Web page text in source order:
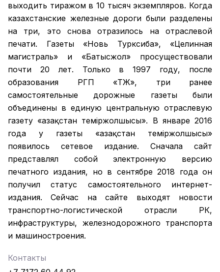
выходить тиражом в 10 тысяч экземпляров. Когда
казахстанские железные дороги были разделены
на три, это снова отразилось на отраслевой
печати. Газеты «Новь Турксиба», «Целинная
магистраль» и «Батысжол» просуществовали
почти 20 лет. Только в 1997 году, после
образования РГП «ҚТЖ», три ранее
самостоятельные дорожные газеты были
объединены в единую центральную отраслевую
газету «Қазақстан темiржолшысы». В январе 2016
года у газеты «Қазақстан теміржолшысы»
появилось сетевое издание. Сначала сайт
представлял собой электронную версию
печатного издания, но в сентябре 2018 года он
получил статус самостоятельного интернет-
издания. Сейчас на сайте выходят новости
транспортно-логистической отрасли РК,
инфраструктуры, железнодорожного транспорта
и машиностроения.
Контакты